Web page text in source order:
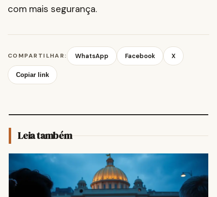
com mais segurança.
COMPARTILHAR: WhatsApp Facebook X
Copiar link
Leia também